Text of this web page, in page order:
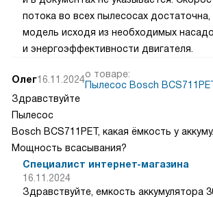
потока во всех пылесосах
модель исходя из необходимых
и энергоэффективности двигателя.
Олег16.11.2024о товаре:
Пылесос Bosch
Здравствуйте
Пылесос
Bosch BCS711PET, какая ёмкость у
Мощность всасывания?
Специалист интернет-магазина
16.11.2024
Здравствуйте, емкость аккумулятора